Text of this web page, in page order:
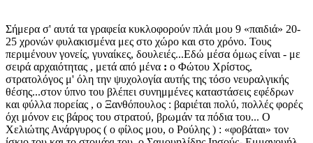
Σήμερα σ' αυτά τα γραφεία κυκλοφορούν πλάι μου 9 «παιδιά» 20-
25 χρονών φυλακισμένα μες στο χώρο και στο χρόνο. Τους
περιμένουν γονείς, γυναίκες, δουλειές...Εδώ μέσα όμως είναι - με
σειρά αρχαιότητας , μετά από μένα : ο Φώτου Χρίστος,
στρατολόγος μ' όλη την ψυχολογία αυτής της τόσο νευραλγικής
θέσης...στον ύπνο του βλέπει συνημμένες καταστάσεις εφέδρων
και φύλλα πορείας , ο Ξανθόπουλος : βαριέται πολύ, πολλές φορές
όχι μόνον εις βάρος του στρατού, βρωμάν τα πόδια του... Ο
Χελιώτης Ανάργυρος ( ο φίλος μου, ο Ρούλης ) : «φοβάται» τον